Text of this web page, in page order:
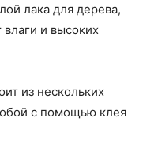
лака для дерева,
и высоких
из нескольких
с помощью клея